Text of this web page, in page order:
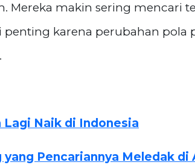
Mereka makin sering mencari
karena perubahan pola
Lagi Naik di Indonesia
Pencariannya Meledak di